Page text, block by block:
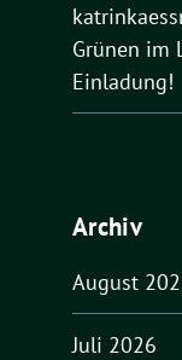
Grünen im
Einladung!
Archiv
August
Juli 2026